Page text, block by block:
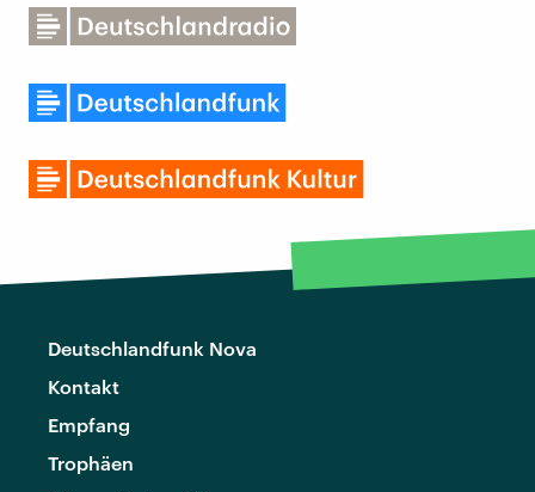
Deutschlandfunk Nova
Kontakt
Empfang
Trophäen